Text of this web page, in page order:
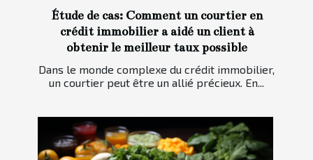
Étude de cas: Comment un courtier en
crédit immobilier a aidé un client à
obtenir le meilleur taux possible
Dans le monde complexe du crédit immobilier,
un courtier peut être un allié précieux. En...